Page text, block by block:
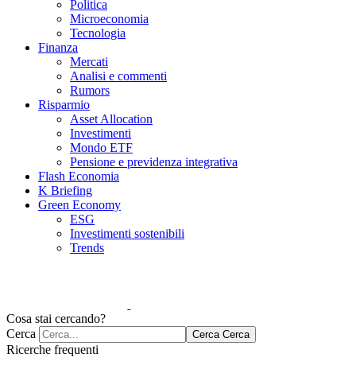
Politica
Microeconomia
Tecnologia
Finanza
Mercati
Analisi e commenti
Rumors
Risparmio
Asset Allocation
Investimenti
Mondo ETF
Pensione e previdenza integrativa
Flash Economia
K Briefing
Green Economy
ESG
Investimenti sostenibili
Trends
Cosa stai cercando?
Cerca
Cerca Cerca
Ricerche frequenti